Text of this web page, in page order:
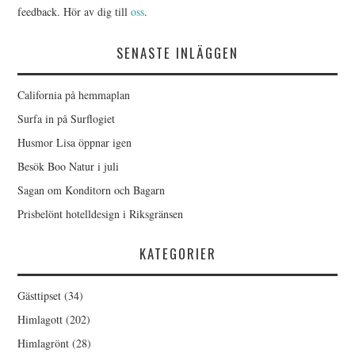
feedback. Hör av dig tilloss.
SENASTE INLÄGGEN
California på hemmaplan
Surfa in på Surflogiet
Husmor Lisa öppnar igen
Besök Boo Natur i juli
Sagan om Konditorn och Bagarn
Prisbelönt hotelldesign i Riksgränsen
KATEGORIER
Gästtipset (34)
Himlagott (202)
Himlagrönt (28)